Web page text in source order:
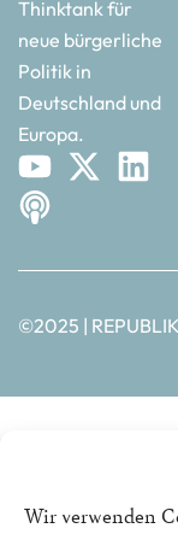
Wir verwenden
Thinktank für
neue bürgerliche
Politik in
Deutschland und
Europa.
©2025 |